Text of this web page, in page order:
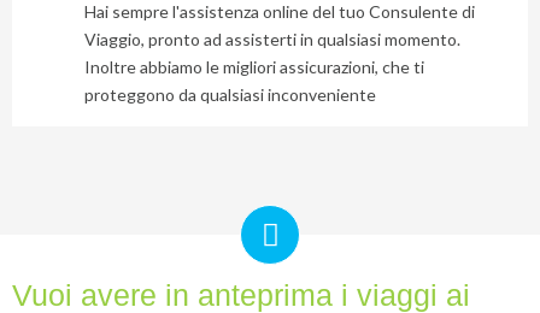
Hai sempre l'assistenza online del tuo Consulente di
Viaggio, pronto ad assisterti in qualsiasi momento.
Inoltre abbiamo le migliori assicurazioni, che ti
proteggono da qualsiasi inconveniente
Vuoi avere in anteprima i viaggi ai